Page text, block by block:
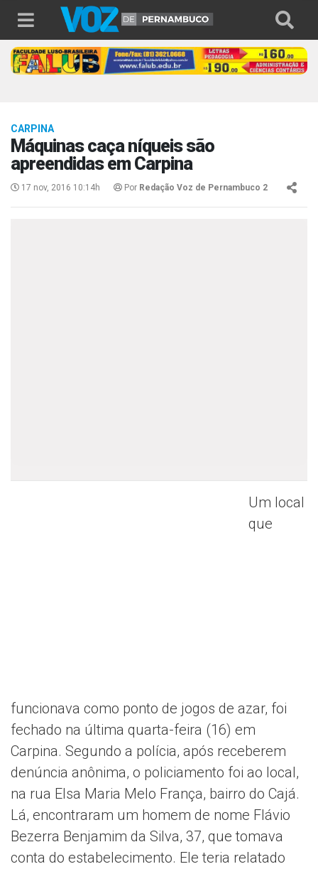
CARPINA
Máquinas caça níqueis são
apreendidas em Carpina
17 nov, 2016 10:14h Por Redação Voz de Pernambuco 2
Um local
que
funcionava como ponto de jogos de azar, foi
fechado na última quarta-feira (16) em
Carpina. Segundo a polícia, após receberem
denúncia anônima, o policiamento foi ao local,
na rua Elsa Maria Melo França, bairro do Cajá.
Lá, encontraram um homem de nome Flávio
Bezerra Benjamim da Silva, 37, que tomava
conta do estabelecimento. Ele teria relatado